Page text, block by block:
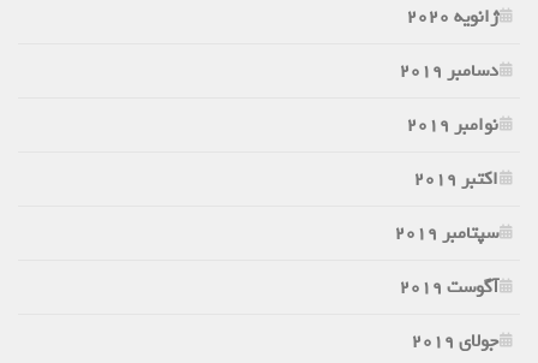
ژانویه 2020
دسامبر 2019
نوامبر 2019
اکتبر 2019
سپتامبر 2019
آگوست 2019
جولای 2019